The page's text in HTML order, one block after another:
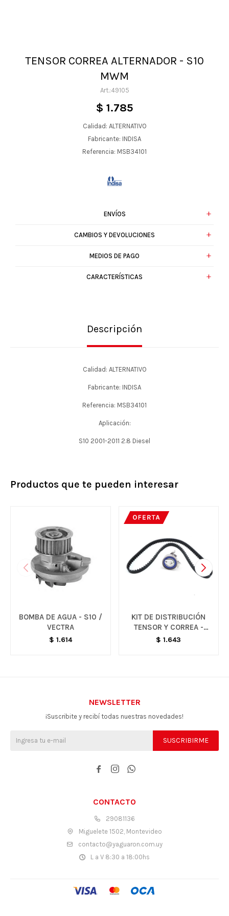
TENSOR CORREA ALTERNADOR - S10
MWM
49105
$ 1.785
Calidad: ALTERNATIVO
Fabricante: INDISA
Referencia: MSB34101
ENVÍOS
CAMBIOS Y DEVOLUCIONES
MEDIOS DE PAGO
CARACTERÍSTICAS
Descripción
Calidad: ALTERNATIVO
Fabricante: INDISA
Referencia: MSB34101
Aplicación:
S10 2001-2011 2.8 Diesel
Productos que te pueden interesar
BOMBA DE AGUA - S10 /
VECTRA
$ 1.614
KIT DE DISTRIBUCIÓN
TENSOR Y CORREA -
VARIOS MODELOS
$ 1.643
CONTACTO
29081136
Miguelete 1502, Montevideo
contacto@yaguaron.com.uy
L a V 8:30 a 18:00hs
NEWSLETTER
¡Suscribite y recibí todas nuestras novedades!
SUSCRIBIRME
  